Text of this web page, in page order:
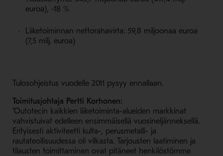
euroa), -18 %
Liiketoiminnan nettorahavirta: 59,8 miljoonaa euroa
(7,5 milj. euroa)
Tulosohjeistus vuodelle 2011 pysyy ennallaan.
Toimitusjohtaja Pertti Korhonen:
"Outotecin kaikkien liiketoiminta-alueiden markkinat
vahvistuivat edelleen ensimmäisellä vuosineljänneksellä.
Erityisesti aktiviteetti kulta-, perusmetalli- ja
rautateollisuudessa oli vilkasta. Tarjousten laatiminen ja
tilausten toimittaminen ovat pitäneet henkilöstömme